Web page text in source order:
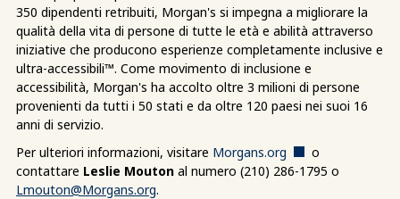
350 dipendenti retribuiti, Morgan's si impegna a migliorare la
qualità della vita di persone di tutte le età e abilità attraverso
iniziative che producono esperienze completamente inclusive e
ultra-accessibili™. Come movimento di inclusione e
accessibilità, Morgan's ha accolto oltre 3 milioni di persone
provenienti da tutti i 50 stati e da oltre 120 paesi nei suoi 16
anni di servizio.
Per ulteriori informazioni, visitare Morgans.org
o
contattare Leslie Mouton al numero (210) 286-1795 o
Lmouton@Morgans.org.